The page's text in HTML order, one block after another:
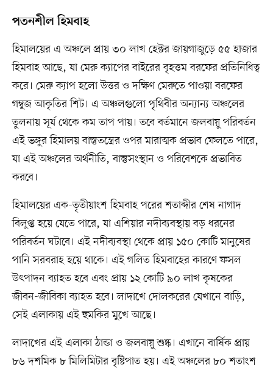
পতনশীল হিমবাহ
হিমালয়ের এ অঞ্চলে প্রায় ৩০ লাখ হেক্টর জায়গাজুড়ে ৫৫ হাজার
হিমবাহ আছে, যা মেরু ক্যাপের বাইরের বৃহত্তম বরফের প্রতিনিধিত্ব
করে। মেরু ক্যাপ হলো উত্তর ও দক্ষিণ মেরুতে পাওয়া বরফের
গম্বুজ আকৃতির শিট। এ অঞ্চলগুলো পৃথিবীর অন্যান্য অঞ্চলের
তুলনায় সূর্য থেকে কম তাপ পায়। তবে বর্তমানে জলবায়ু পরিবর্তন
এই ভঙ্গুর হিমালয় বাস্তুতন্ত্রের ওপর মারাত্মক প্রভাব ফেলতে পারে,
যা এই অঞ্চলের অর্থনীতি, বাস্তুসংস্থান ও পরিবেশকে প্রভাবিত
করবে।
হিমালয়ের এক-তৃতীয়াংশ হিমবাহ পরের শতাব্দীর শেষ নাগাদ
বিলুপ্ত হয়ে যেতে পারে, যা এশিয়ার নদীব্যবস্থায় বড় ধরনের
পরিবর্তন ঘটাবে। এই নদীব্যবস্থা থেকে প্রায় ১৫০ কোটি মানুষের
পানি সরবরাহ হয়ে থাকে। এই গলিত হিমবাহের কারণে ফসল
উৎপাদন ব্যাহত হবে এবং প্রায় ১২ কোটি ৯০ লাখ কৃষকের
জীবন-জীবিকা ব্যাহত হবে। লাদাখে দোলকরের যেখানে বাড়ি,
সেই এলাকায় এই হুমকির মুখে আছে।
লাদাখের এই এলাকা ঠান্ডা ও জলবায়ু শুষ্ক। এখানে বার্ষিক প্রায়
৮৬ দশমিক ৮ মিলিমিটার বৃষ্টিপাত হয়। এই অঞ্চলের ৮০ শতাংশ